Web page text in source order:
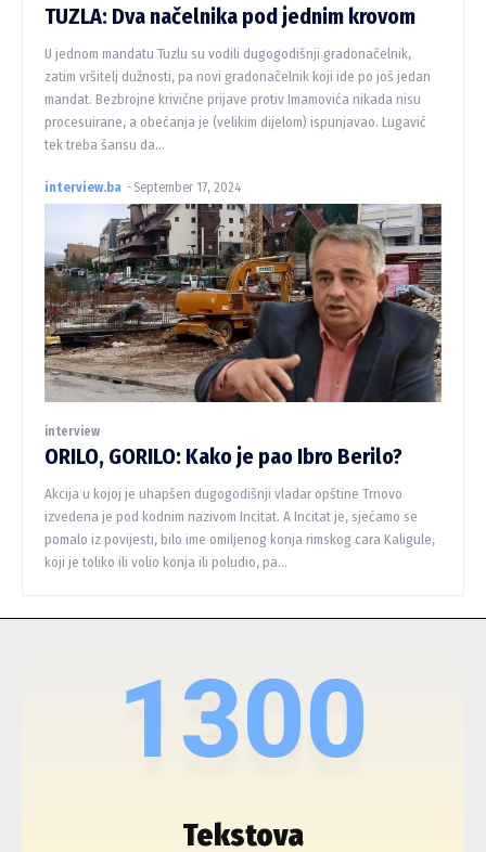
TUZLA: Dva načelnika pod jednim krovom
U jednom mandatu Tuzlu su vodili dugogodišnji gradonačelnik,
zatim vršitelj dužnosti, pa novi gradonačelnik koji ide po još jedan
mandat. Bezbrojne krivične prijave protiv Imamovića nikada nisu
procesuirane, a obećanja je (velikim dijelom) ispunjavao. Lugavić
tek treba šansu da...
interview.ba - September 17, 2024
interview
ORILO, GORILO: Kako je pao Ibro Berilo?
Akcija u kojoj je uhapšen dugogodišnji vladar opštine Trnovo
izvedena je pod kodnim nazivom Incitat. A Incitat je, sjećamo se
pomalo iz povijesti, bilo ime omiljenog konja rimskog cara Kaligule,
koji je toliko ili volio konja ili poludio, pa...
1300
Tekstova